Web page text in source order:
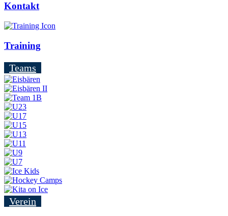
Kontakt
Training
Teams
Verein